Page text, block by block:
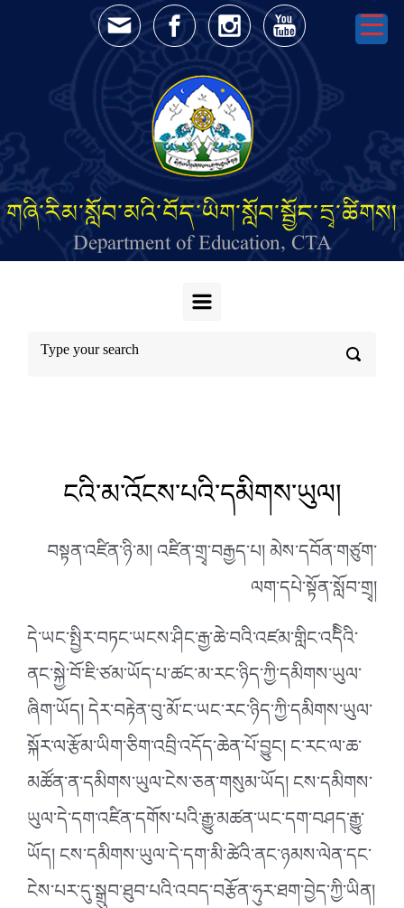
Skip to main content
གཞི་རིམ་སློབ་མའི་བོད་ཡིག་སློབ་སྦྱོང་དྲྭ་ཚིགས།
Department of Education, CTA
ངའི་མ་འོངས་པའི་དམིགས་ཡུལ།
བསྟན་འཛིན་ཉི་མ། འཛིན་གྲྭ་བརྒྱད་པ། མེས་དབོན་གཙུག་
ལག་དཔེ་སྟོན་སློབ་གྲྭ།
དེ་ཡང་སྤྱིར་བཏང་ཡངས་ཤིང་རྒྱ་ཆེ་བའི་འཛམ་གླིང་འདིིའི་
ནང་སྐྱེ་བོ་ཇི་ཙམ་ཡོད་པ་ཚང་མ་རང་ཉིད་ཀྱི་དམིགས་ཡུལ་
ཞིག་ཡོད། དེར་བརྟེན་བུ་མོ་ང་ཡང་རང་ཉིད་ཀྱི་དམིགས་ཡུལ་
སྐོར་ལ་རྩོམ་ཡིག་ཅིག་འབྲི་འདོད་ཆེན་པོ་བྱུང། ང་རང་ལ་ཆ་
མཚོན་ན་དམིགས་ཡུལ་ངེས་ཅན་གསུམ་ཡོད། ངས་དམིགས་
ཡུལ་དེ་དག་འཛིན་དགོས་པའི་རྒྱུ་མཚན་ཡང་དག་བཤད་རྒྱུ་
ཡོད། ངས་དམིགས་ཡུལ་དེ་དག་མི་ཚེའི་ནང་ཉམས་ལེན་དང་
ངེས་པར་དུ་སྒྲུབ་ཐུབ་པའི་འབད་བརྩོན་ཧུར་ཐག་བྱེད་ཀྱི་ཡིན།